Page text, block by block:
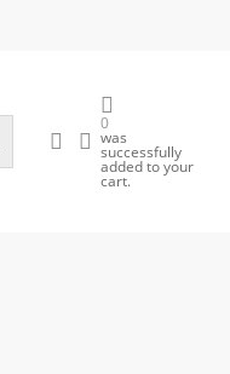
buscaraccount
0
was
successfully
added to your
cart.